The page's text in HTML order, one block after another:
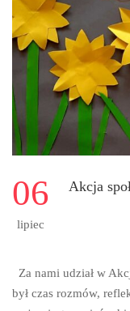
RELIGII
NA
ROK
SZKOLNY
2026/2027
06
lipiec
Akcja
Za nami udział w
był czas rozmów,